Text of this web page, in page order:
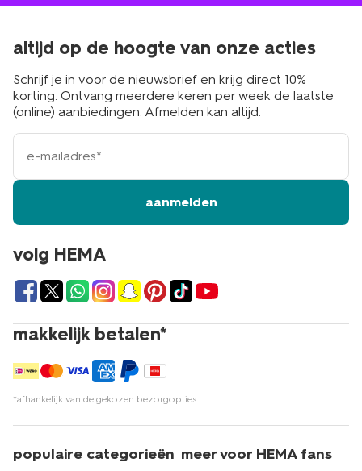
volg HEMA
makkelijk betalen*
*afhankelijk van de gekozen bezorgopties
altijd op de hoogte van onze acties
Schrijf je in voor de nieuwsbrief en krijg direct 10%
korting. Ontvang meerdere keren per week de laatste
(online) aanbiedingen. Afmelden kan altijd.
e-
mailadres
aanmelden
populaire categorieën meer voor HEMA fans